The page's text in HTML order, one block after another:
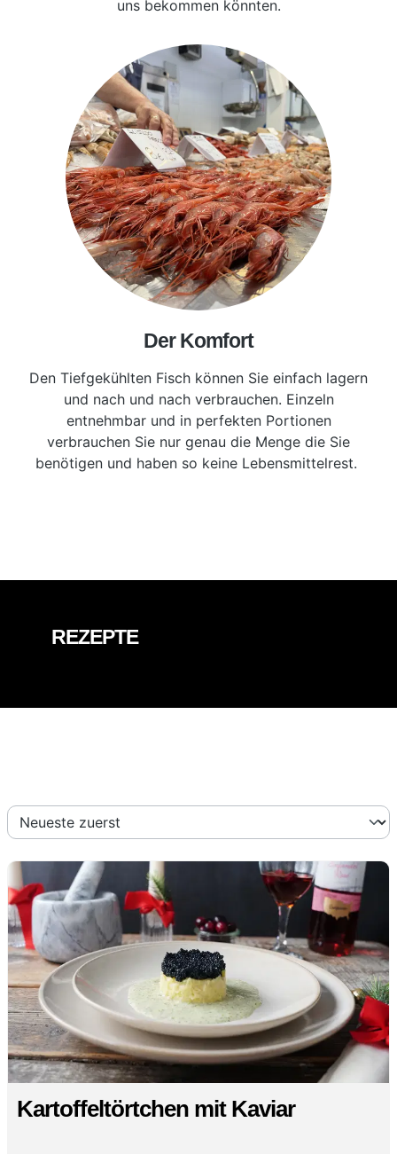
uns bekommen könnten.
Der Komfort
Den Tiefgekühlten Fisch können Sie einfach lagern
und nach und nach verbrauchen. Einzeln
entnehmbar und in perfekten Portionen
verbrauchen Sie nur genau die Menge die Sie
benötigen und haben so keine Lebensmittelrest.
REZEPTE
Kartoffeltörtchen mit Kaviar